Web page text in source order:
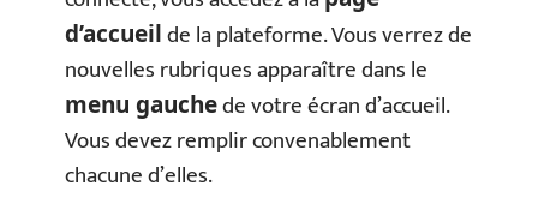
d’accueilde la plateforme. Vous verrez de
nouvelles rubriques apparaître dans le
menu gauchede votre écran d’accueil.
Vous devez remplir convenablement
chacune d’elles.